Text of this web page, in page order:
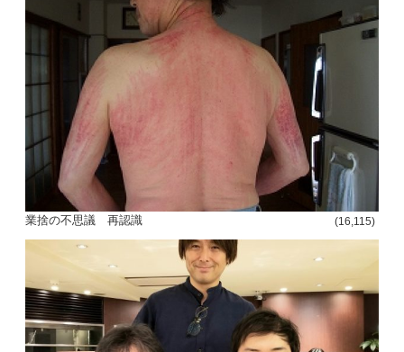
業捨の不思議 再認識 (16,115)